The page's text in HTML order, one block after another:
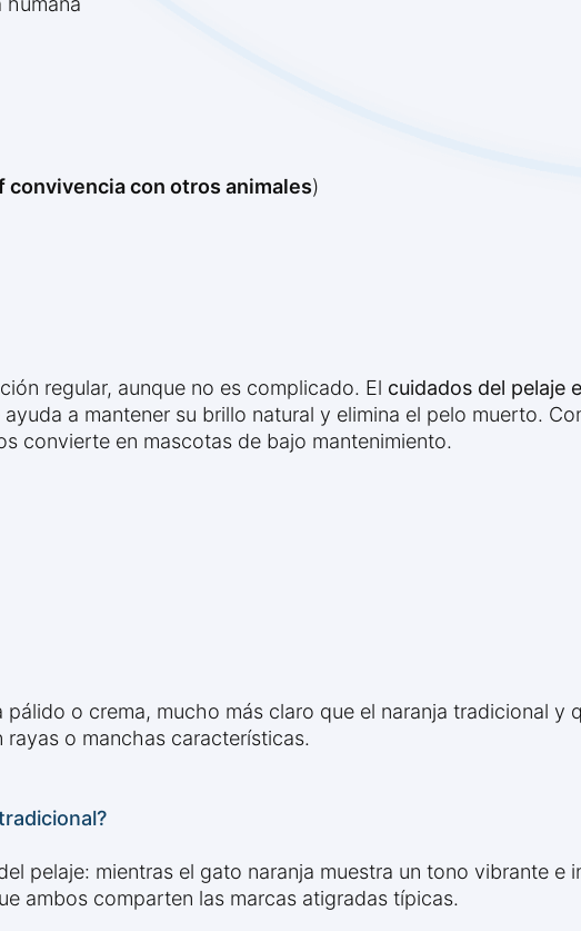
convivencia con otros animales)
regular, aunque no es complicado. El cuidados del pelaje
a mantener su brillo natural y elimina el pelo muerto.
convierte en mascotas de bajo mantenimiento.
o crema, mucho más claro que el naranja tradicional y
rayas o manchas características.
pelaje: mientras el gato naranja muestra un tono vibrante e
ambos comparten las marcas atigradas típicas.